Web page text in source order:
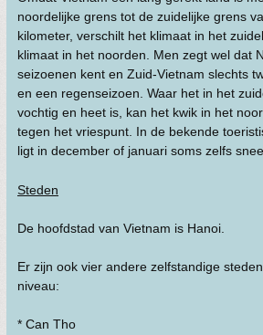
noordelijke grens tot de zuidelijke grens
kilometer, verschilt het klimaat in het
klimaat in het noorden. Men zegt wel dat
seizoenen kent en Zuid-Vietnam slechts
en een regenseizoen. Waar het in het
vochtig en heet is, kan het kwik in het
tegen het vriespunt. In de bekende
ligt in december of januari soms zelfs
Steden
De hoofdstad van Vietnam is Hanoi.
Er zijn ook vier andere zelfstandige
niveau:
* Can Tho